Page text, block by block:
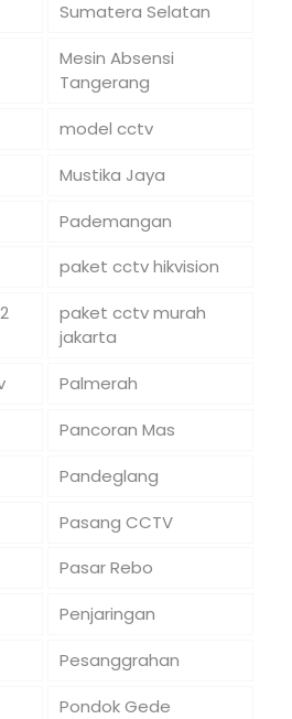
Sumatera Selatan
Mesin Absensi
Tangerang
model cctv
Mustika Jaya
Pademangan
paket cctv hikvision
paket cctv murah
jakarta
Palmerah
Pancoran Mas
Pandeglang
Pasang CCTV
Pasar Rebo
Penjaringan
Pesanggrahan
Pondok Gede